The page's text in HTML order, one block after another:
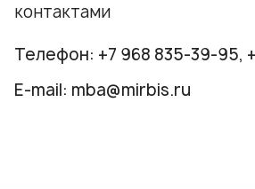
контактами
Телефон: +7 968 835-39-95,
E-mail: mba@mirbis.ru